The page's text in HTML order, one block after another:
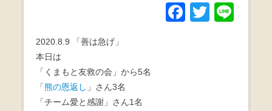
F T
2020.8.9 「善は急げ」
本日は
「くまもと友救の会」から5名
「熊の恩返し 」さん3名
「チーム愛と感謝」さん1名